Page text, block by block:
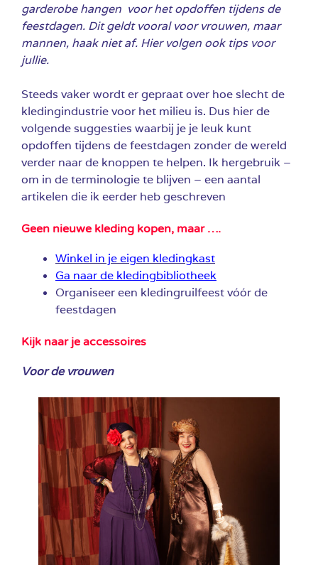
garderobe hangen voor het opdoffen tijdens de
feestdagen. Dit geldt vooral voor vrouwen, maar
mannen, haak niet af. Hier volgen ook tips voor
jullie.
Steeds vaker wordt er gepraat over hoe slecht de
kledingindustrie voor het milieu is. Dus hier de
volgende suggesties waarbij je je leuk kunt
opdoffen tijdens de feestdagen zonder de wereld
verder naar de knoppen te helpen. Ik hergebruik –
om in de terminologie te blijven – een aantal
artikelen die ik eerder heb geschreven
Geen nieuwe kleding kopen, maar ….
Winkel in je eigen kledingkast
Ga naar de kledingbibliotheek
Organiseer een kledingruilfeest vóór de
feestdagen
Kijk naar je accessoires
Voor de vrouwen